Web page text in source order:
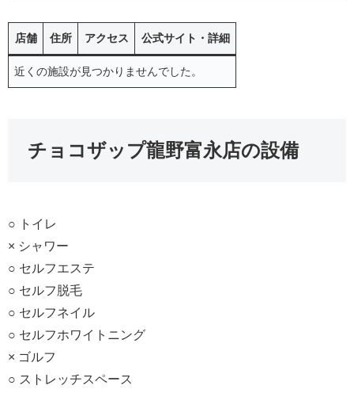
店舗 住所 アクセス 公式サイト・詳細
近くの施設が見つかりませんでした。
チョコザップ龍野富永店の設備
○ トイレ
× シャワー
○ セルフエステ
○ セルフ脱毛
○ セルフネイル
○ セルフホワイトニング
× ゴルフ
○ ストレッチスペース